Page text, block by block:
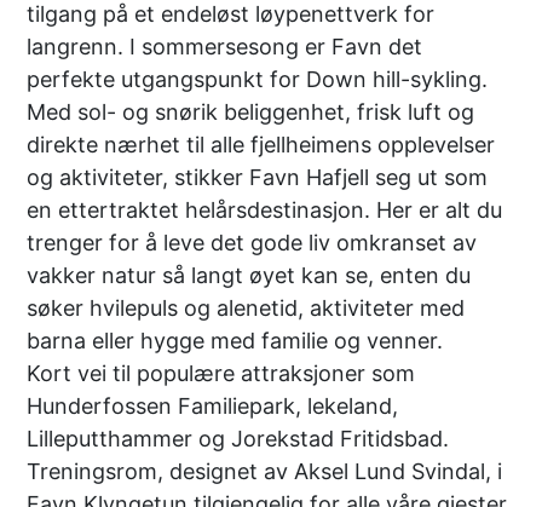
tilgang på et endeløst løypenettverk for
langrenn. I sommersesong er Favn det
perfekte utgangspunkt for Down hill-sykling.
Med sol- og snørik beliggenhet, frisk luft og
direkte nærhet til alle fjellheimens opplevelser
og aktiviteter, stikker Favn Hafjell seg ut som
en ettertraktet helårsdestinasjon. Her er alt du
trenger for å leve det gode liv omkranset av
vakker natur så langt øyet kan se, enten du
søker hvilepuls og alenetid, aktiviteter med
barna eller hygge med familie og venner.
Kort vei til populære attraksjoner som
Hunderfossen Familiepark, lekeland,
Lilleputthammer og Jorekstad Fritidsbad.
Treningsrom, designet av Aksel Lund Svindal, i